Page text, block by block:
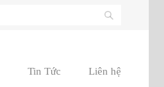
Tin Tức Liên hệ